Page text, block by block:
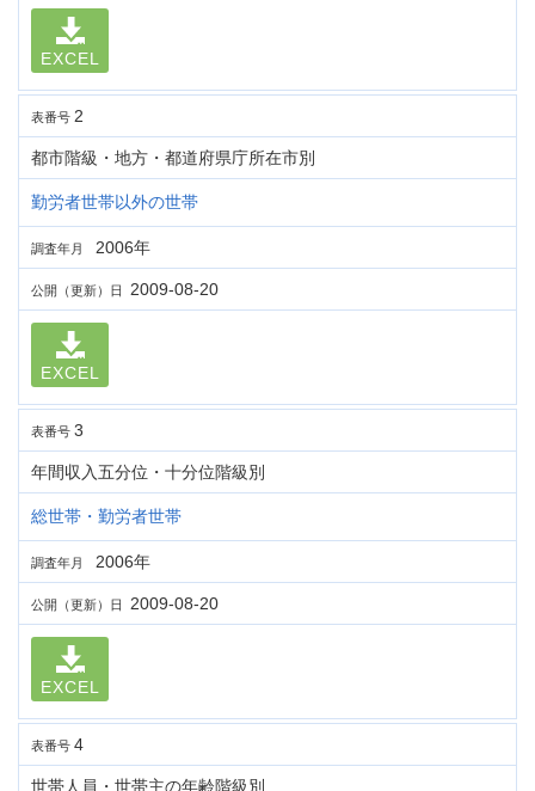
EXCEL
表番号 2
都市階級・地方・都道府県庁所在市別
勤労者世帯以外の世帯
調査年月 2006年
公開（更新）日 2009-08-20
EXCEL
表番号 3
年間収入五分位・十分位階級別
総世帯・勤労者世帯
調査年月 2006年
公開（更新）日 2009-08-20
EXCEL
表番号 4
世帯人員・世帯主の年齢階級別